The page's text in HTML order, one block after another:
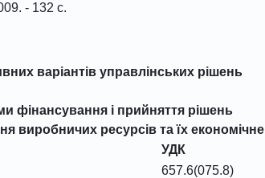
. - 132 с.
варіантів управлінських рішень
фінансування і прийняття рішень
виробничих ресурсів та їх економічне
УДК
657.6(075.8)